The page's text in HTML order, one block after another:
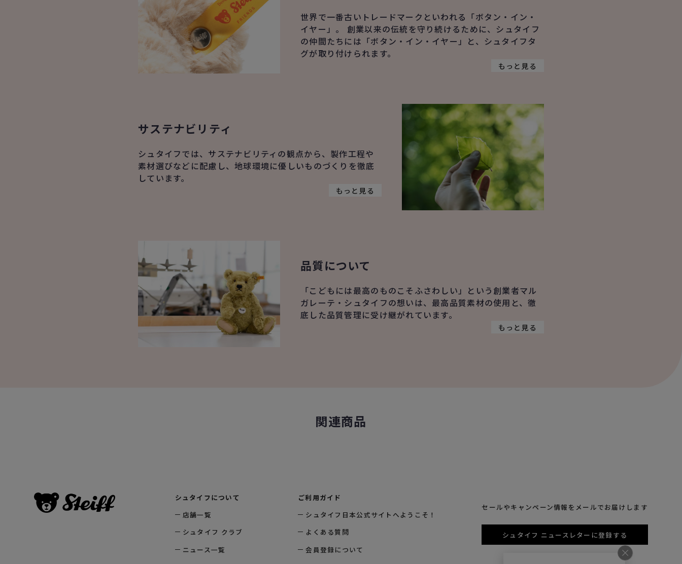
世界で一番古いトレードマークといわれる「ボタン・イン・
イヤー」。 創業以来の伝統を守り続けるために、シュタイフ
の仲間たちには「ボタン・イン・イヤー」と、シュタイフタ
グが取り付けられます。
もっと見る
サステナビリティ
シュタイフでは、サステナビリティの観点から、製作工程や
素材選びなどに配慮し、地球環境に優しいものづくりを徹底
しています。
もっと見る
品質について
「こどもには最高のものこそふさわしい」という創業者マル
ガレーテ・シュタイフの想いは、最高品質素材の使用と、徹
底した品質管理に受け継がれています。
もっと見る
関連商品
シュタイフについて
店舗一覧
シュタイフ クラブ
ニュース一覧
ご利用ガイド
シュタイフ日本公式サイトへようこそ！
よくある質問
会員登録について
セールやキャンペーン情報をメールでお届けします
シュタイフ ニュースレターに登録する